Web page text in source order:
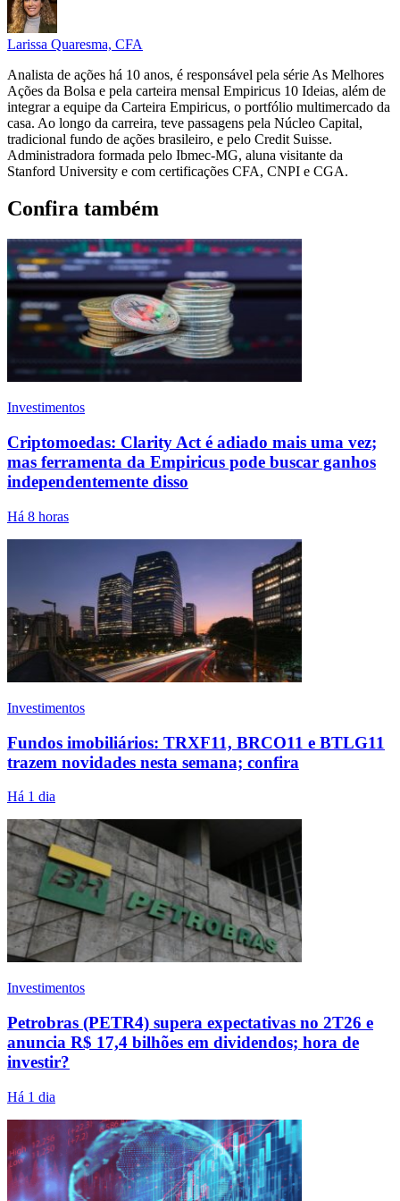
Larissa Quaresma, CFA
Analista de ações há 10 anos, é responsável pela série As Melhores
Ações da Bolsa e pela carteira mensal Empiricus 10 Ideias, além de
integrar a equipe da Carteira Empiricus, o portfólio multimercado da
casa. Ao longo da carreira, teve passagens pela Núcleo Capital,
tradicional fundo de ações brasileiro, e pelo Credit Suisse.
Administradora formada pelo Ibmec-MG, aluna visitante da
Stanford University e com certificações CFA, CNPI e CGA.
Confira também
Investimentos
Criptomoedas: Clarity Act é adiado mais uma vez;
mas ferramenta da Empiricus pode buscar ganhos
independentemente disso
Há 8 horas
Investimentos
Fundos imobiliários: TRXF11, BRCO11 e BTLG11
trazem novidades nesta semana; confira
Há 1 dia
Investimentos
Petrobras (PETR4) supera expectativas no 2T26 e
anuncia R$ 17,4 bilhões em dividendos; hora de
investir?
Há 1 dia